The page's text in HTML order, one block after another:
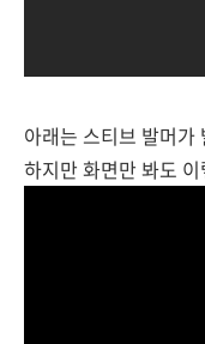
아래는 스티브 발머가
하지만 화면만 봐도